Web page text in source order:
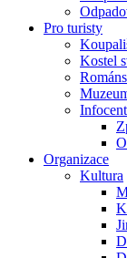
Pro turisty
Kostel
Organizace
Kultura